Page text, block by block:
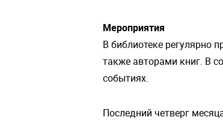
Мероприятия
В библиотеке регулярно
также авторами книг. В
событиях.
Последний четверг